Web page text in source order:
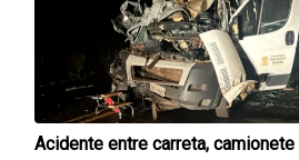
Acidente entre carreta, camionete